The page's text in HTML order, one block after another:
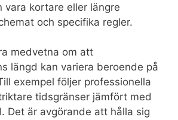
vara kortare eller längre
och specifika regler.
medvetna om att
längd kan variera beroende på
exempel följer professionella
tidsgränser jämfört med
Det är avgörande att hålla sig